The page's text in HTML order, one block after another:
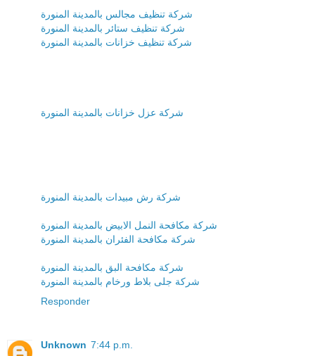
شركة تنظيف مجالس بالمدينة المنورة
شركة تنظيف ستائر بالمدينة المنورة
شركة تنظيف خزانات بالمدينة المنورة
شركة عزل خزانات بالمدينة المنورة
شركة رش مبيدات بالمدينة المنورة
شركة مكافحة النمل الابيض بالمدينة المنورة
شركة مكافحة الفئران بالمدينة المنورة
شركة مكافحة البق بالمدينة المنورة
شركة جلى بلاط ورخام بالمدينة المنورة
Responder
Unknown 7:44 p.m.